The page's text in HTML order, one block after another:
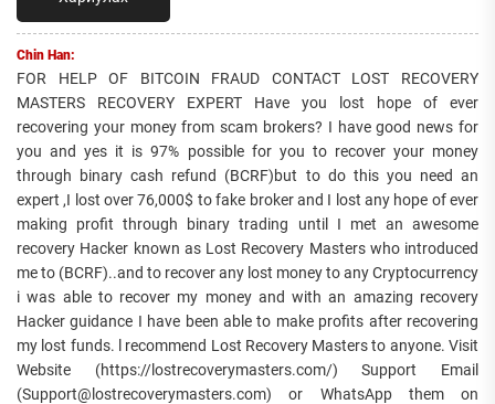
Chin Han:
FOR HELP OF BITCOIN FRAUD CONTACT LOST RECOVERY
MASTERS RECOVERY EXPERT Have you lost hope of ever
recovering your money from scam brokers? I have good news for
you and yes it is 97% possible for you to recover your money
through binary cash refund (BCRF)but to do this you need an
expert ,I lost over 76,000$ to fake broker and I lost any hope of ever
making profit through binary trading until I met an awesome
recovery Hacker known as Lost Recovery Masters who introduced
me to (BCRF)..and to recover any lost money to any Cryptocurrency
i was able to recover my money and with an amazing recovery
Hacker guidance I have been able to make profits after recovering
my lost funds. l recommend Lost Recovery Masters to anyone. Visit
Website (https://lostrecoverymasters.com/) Support Email
(Support@lostrecoverymasters.com) or WhatsApp them on